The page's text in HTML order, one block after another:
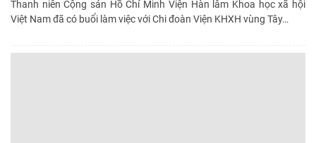
Thanh niên Cộng sản Hồ Chí Minh Viện Hàn lâm Khoa học xã hội
Việt Nam đã có buổi làm việc với Chi đoàn Viện KHXH vùng Tây…